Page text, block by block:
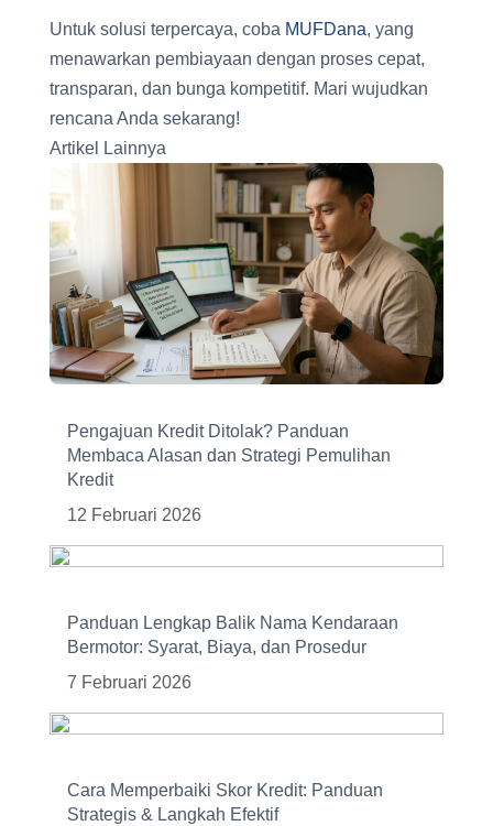
Untuk solusi terpercaya, coba MUFDana, yang
menawarkan pembiayaan dengan proses cepat,
transparan, dan bunga kompetitif. Mari wujudkan
rencana Anda sekarang!
Artikel Lainnya
Pengajuan Kredit Ditolak? Panduan
Membaca Alasan dan Strategi Pemulihan
Kredit
12 Februari 2026
Panduan Lengkap Balik Nama Kendaraan
Bermotor: Syarat, Biaya, dan Prosedur
7 Februari 2026
Cara Memperbaiki Skor Kredit: Panduan
Strategis & Langkah Efektif